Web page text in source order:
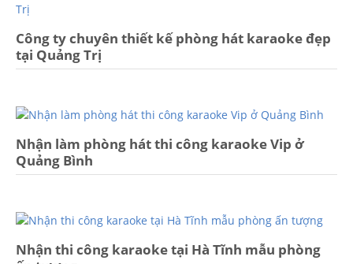
Công ty chuyên thiết kế phòng hát karaoke đẹp
tại Quảng Trị
Nhận làm phòng hát thi công karaoke Vip ở
Quảng Bình
Nhận thi công karaoke tại Hà Tĩnh mẫu phòng